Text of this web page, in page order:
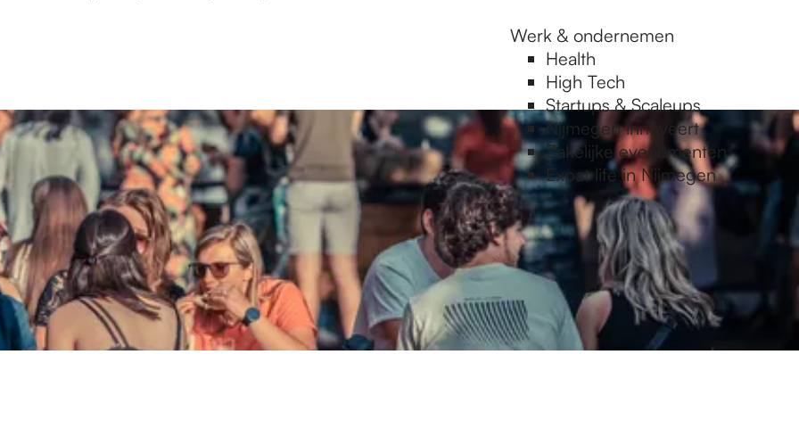
Werk & ondernemen
Health
High Tech
Startups & Scaleups
Nijmegen innoveert
Zakelijke evenementen
Expat life in Nijmegen